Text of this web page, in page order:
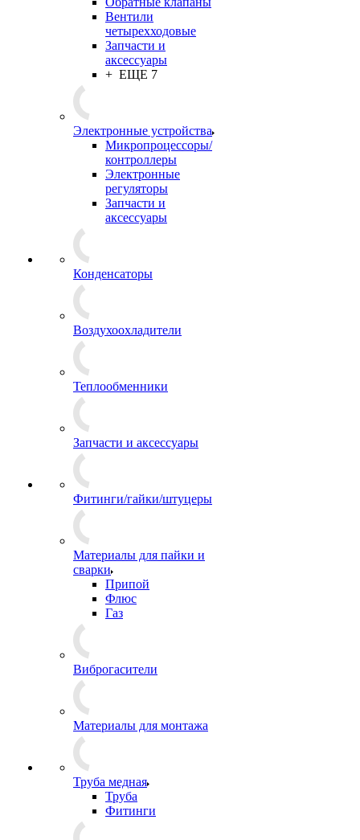
Вентили
четырехходовые
Запчасти и
аксессуары
+ ЕЩЕ 7
Электронные устройства
Микропроцессоры/
контроллеры
Электронные
регуляторы
Запчасти и
аксессуары
Конденсаторы
Воздухоохладители
Теплообменники
Запчасти и аксессуары
Фитинги/гайки/штуцеры
Материалы для пайки и
сварки
Припой
Флюс
Газ
Виброгасители
Материалы для монтажа
Труба медная
Труба
Фитинги